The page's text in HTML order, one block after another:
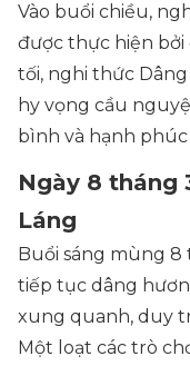
Vào buổi chiều,
được thực hiện bởi
tối, nghi thức
hy vọng cầu
bình và hạnh
Ngày 8 tháng
Láng
Buổi sáng mùng 8
tiếp tục dâng
xung quanh, duy
Một loạt các trò